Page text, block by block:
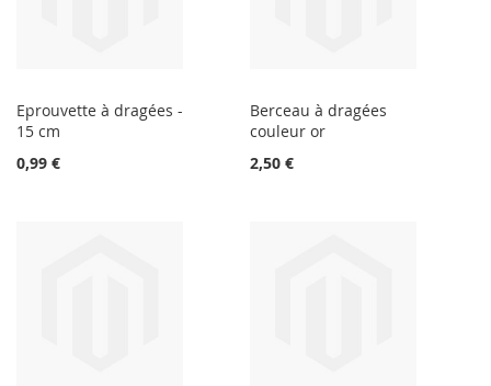
Eprouvette à dragées -
15 cm
0,99 €
Berceau à dragées
couleur or
2,50 €